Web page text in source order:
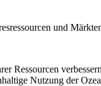
und
Ressourcen
Nutzung der